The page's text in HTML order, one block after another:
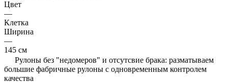
Цвет
—
Клетка
Ширина
—
145 см
Рулоны без "недомеров" и отсутсвие брака: разматываем
большие фабричные рулоны с одновременным контролем
качества